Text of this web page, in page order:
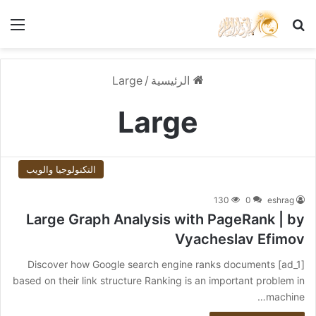
بحث عن
الرئيسية /
Large
Large
التكنولوجيا والويب
eshrag
0
130
Large Graph Analysis with PageRank | by
Vyacheslav Efimov
[ad_1] Discover how Google search engine ranks documents
based on their link structure Ranking is an important problem in
machine…